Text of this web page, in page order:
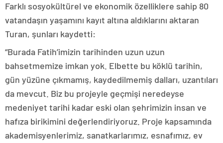
Farklı sosyokültürel ve ekonomik özelliklere sahip 80
vatandaşın yaşamını kayıt altına aldıklarını aktaran
Turan, şunları kaydetti:
“Burada Fatih’imizin tarihinden uzun uzun
bahsetmemize imkan yok. Elbette bu köklü tarihin,
gün yüzüne çıkmamış, kaydedilmemiş dalları, uzantıları
da mevcut. Biz bu projeyle geçmişi neredeyse
medeniyet tarihi kadar eski olan şehrimizin insan ve
hafıza birikimini değerlendiriyoruz. Proje kapsamında
akademisyenlerimiz, sanatkarlarımız, esnafımız, ev